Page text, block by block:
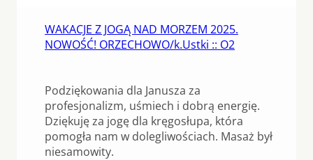
WAKACJE Z JOGĄ NAD MORZEM 2025.
NOWOŚĆ! ORZECHOWO/k.Ustki :: O2
Podziękowania dla Janusza za
profesjonalizm, uśmiech i dobrą energię.
Dziękuję za jogę dla kręgosłupa, która
pomogła nam w dolegliwościach. Masaż był
niesamowity.